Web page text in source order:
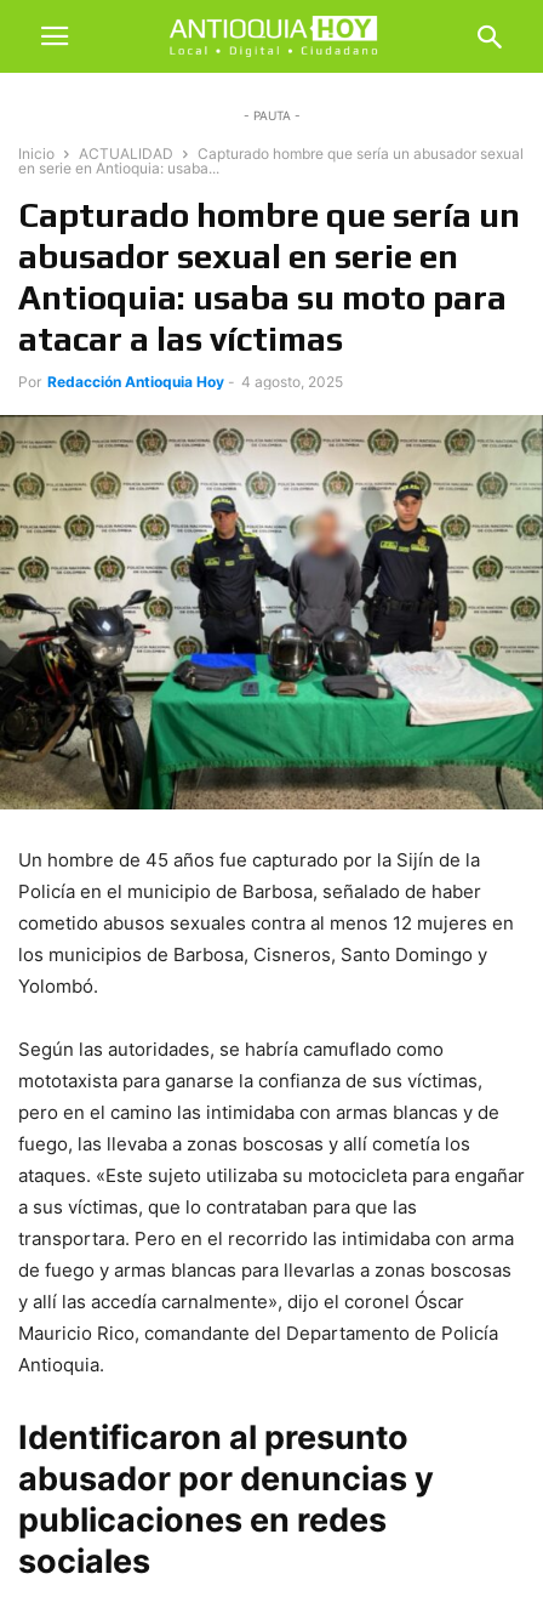
- PAUTA -
Inicio ACTUALIDAD
Capturado hombre que sería un abusador sexual
en serie en Antioquia: usaba...
Capturado hombre que sería un
abusador sexual en serie en
Antioquia: usaba su moto para
atacar a las víctimas
Por Redacción Antioquia Hoy - 4 agosto, 2025
Un hombre de 45 años fue capturado por la Sijín de la
Policía en el municipio de Barbosa, señalado de haber
cometido abusos sexuales contra al menos 12 mujeres en
los municipios de Barbosa, Cisneros, Santo Domingo y
Yolombó.
Según las autoridades, se habría camuflado como
mototaxista para ganarse la confianza de sus víctimas,
pero en el camino las intimidaba con armas blancas y de
fuego, las llevaba a zonas boscosas y allí cometía los
ataques. «Este sujeto utilizaba su motocicleta para engañar
a sus víctimas, que lo contrataban para que las
transportara. Pero en el recorrido las intimidaba con arma
de fuego y armas blancas para llevarlas a zonas boscosas
y allí las accedía carnalmente», dijo el coronel Óscar
Mauricio Rico, comandante del Departamento de Policía
Antioquia.
Identificaron al presunto
abusador por denuncias y
publicaciones en redes
sociales